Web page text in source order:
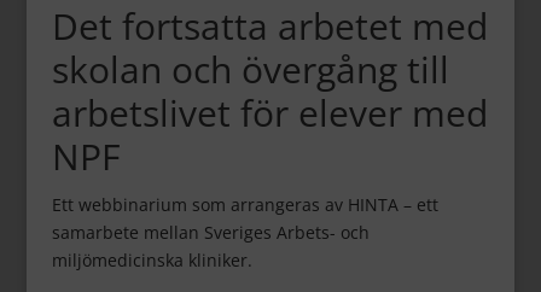
Det fortsatta arbetet med
skolan och övergång till
arbetslivet för elever med
NPF
Ett webbinarium som arrangeras av HINTA – ett
samarbete mellan Sveriges Arbets- och
miljömedicinska kliniker.